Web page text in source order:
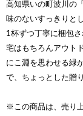
高知県いの町波川の
味のないすっきりと
1杯ずつ丁寧に梱包
宅はもちろんアウト
にこ淵を思わせる緑
で、ちょっとした贈
※この商品は、売り